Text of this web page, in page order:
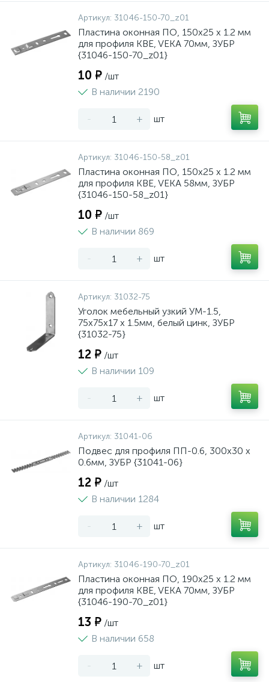
Артикул: 31046-150-70_z01
Пластина оконная ПО, 150х25 х 1.2 мм
для профиля KBE, VEKA 70мм, ЗУБР
{31046-150-70_z01}
10 ₽ /шт
В наличии 2190
- + шт
Артикул: 31046-150-58_z01
Пластина оконная ПО, 150х25 х 1.2 мм
для профиля KBE, VEKA 58мм, ЗУБР
{31046-150-58_z01}
10 ₽ /шт
В наличии 869
- + шт
Артикул: 31032-75
Уголок мебельный узкий УМ-1.5,
75х75х17 х 1.5мм, белый цинк, ЗУБР
{31032-75}
12 ₽ /шт
В наличии 109
- + шт
Артикул: 31041-06
Подвес для профиля ПП-0.6, 300x30 х
0.6мм, ЗУБР {31041-06}
12 ₽ /шт
В наличии 1284
- + шт
Артикул: 31046-190-70_z01
Пластина оконная ПО, 190х25 х 1.2 мм
для профиля KBE, VEKA 70мм, ЗУБР
{31046-190-70_z01}
13 ₽ /шт
В наличии 658
- + шт